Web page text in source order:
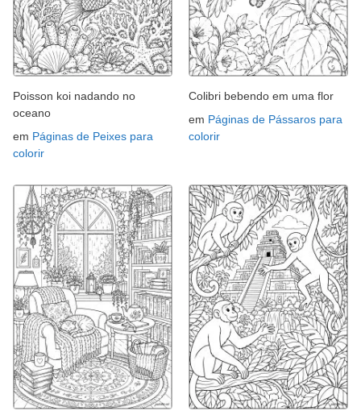
Poisson koi nadando no
oceano
em Páginas de Peixes para
colorir
Colibri bebendo em uma flor
em Páginas de Pássaros para
colorir